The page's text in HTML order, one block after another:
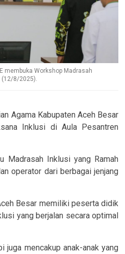
membuka Workshop Madrasah
8/2025).
Agama Kabupaten Aceh Besar
Inklusi di Aula Pesantren
Madrasah Inklusi yang Ramah
operator dari berbagai jenjang
Besar memiliki peserta didik
yang berjalan secara optimal
juga mencakup anak-anak yang